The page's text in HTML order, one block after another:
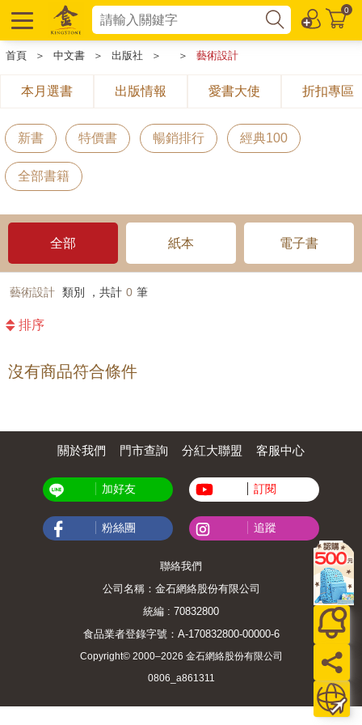
0
首頁 ＞ 中文書 ＞ 出版社 ＞ ＞ 藝術設計
本月選書 出版情報 愛書大使 折扣專區
新書 特價書 暢銷排行 經典100
全部書籍
全部 紙本 電子書
藝術設計 類別 ，共計 0 筆
排序
沒有商品符合條件
關於我們 門市查詢 分紅大聯盟 客服中心
加好友 訂閱
粉絲團 追蹤
聯絡我們
公司名稱：金石網絡股份有限公司
統編 : 70832800
食品業者登錄字號：A-170832800-00000-6
Copyright© 2000–2026 金石網絡股份有限公司
0806_a861311